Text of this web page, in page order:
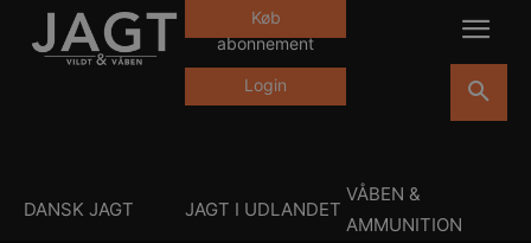
Køb
abonnement
Login
DANSK JAGT JAGT I UDLANDET
VÅBEN &
AMMUNITION